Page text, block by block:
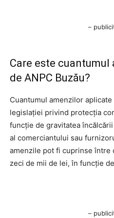
–
Care este
de ANPC Buzău?
Cuantumul amenzilor
legislației privind protecția
funcție de gravitatea
al comerciantului sau
amenzile pot fi cuprinse între
zeci de mii de lei, în funcție
–